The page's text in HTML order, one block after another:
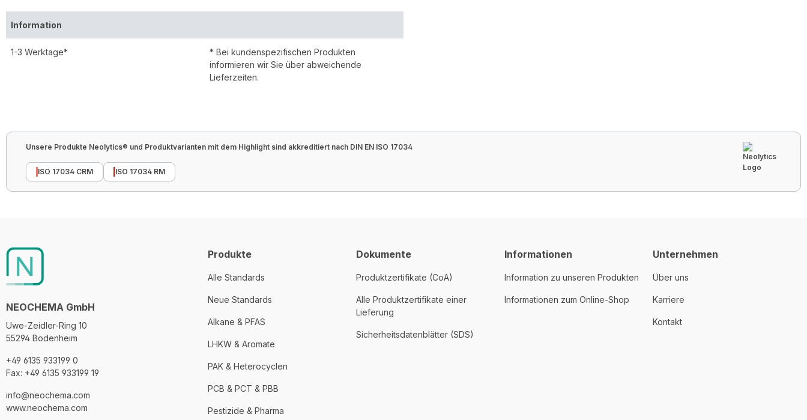
Information
1-3 Werktage*
* Bei kundenspezifischen Produkten
informieren wir Sie über abweichende
Lieferzeiten.
Unsere Produkte Neolytics® und Produktvarianten mit dem Highlight sind akkreditiert nach DIN EN ISO 17034
ISO 17034 CRM ISO 17034 RM
NEOCHEMA GmbH
Uwe-Zeidler-Ring 10
55294 Bodenheim
+49 6135 933199 0
Fax: +49 6135 933199 19
info@neochema.com
www.neochema.com
Produkte
Alle Standards
Neue Standards
Alkane & PFAS
LHKW & Aromate
PAK & Heterocyclen
PCB & PCT & PBB
Pestizide & Pharma
Dokumente
Produktzertifikate (CoA)
Alle Produktzertifikate einer
Lieferung
Sicherheitsdatenblätter (SDS)
Informationen
Information zu unseren Produkten
Informationen zum Online-Shop
Unternehmen
Über uns
Karriere
Kontakt